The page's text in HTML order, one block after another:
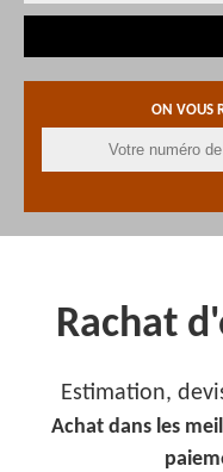
ON VOUS
Rachat
Estimation,
Achat dans les